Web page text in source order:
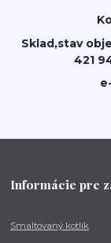
Sklad,stav
421
Informácie pre
Smaltovaný kotlík